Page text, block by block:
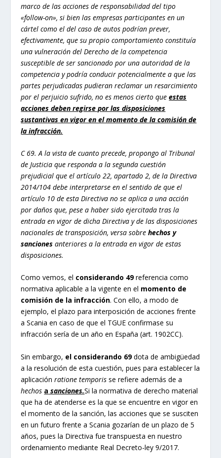
marco de las acciones de responsabilidad del tipo
«follow-on», si bien las empresas participantes en un
cártel como el del caso de autos podrían prever,
efectivamente, que su propio comportamiento constituía
una vulneración del Derecho de la competencia
susceptible de ser sancionado por una autoridad de la
competencia y podría conducir potencialmente a que las
partes perjudicadas pudieran reclamar un resarcimiento
por el perjuicio sufrido, no es menos cierto queestas
acciones deben regirse por las disposiciones
sustantivas en vigor en el momento de la comisión de
la infracción.
C 69. A la vista de cuanto precede, propongo al Tribunal
de Justicia que responda a la segunda cuestión
prejudicial que el artículo 22, apartado 2, de la Directiva
2014/104 debe interpretarse en el sentido de que el
artículo 10 de esta Directiva no se aplica a una acción
por daños que, pese a haber sido ejercitada tras la
entrada en vigor de dicha Directiva y de las disposiciones
nacionales de transposición, versa sobrehechos y
sancionesanteriores a la entrada en vigor de estas
disposiciones.
Como vemos, el considerando 49referencia como
normativa aplicable a la vigente en el momento de
comisión de la infracción. Con ello, a modo de
ejemplo, el plazo para interposición de acciones frente
a Scania en caso de que el TGUE confirmase su
infracción sería de un año en España (art. 1902CC).
Sin embargo, el considerando 69dota de ambigüedad
a la resolución de esta cuestión, pues para establecer la
aplicaciónratione temporis se refiere además de a
hechos a sanciones.Si la normativa de derecho material
que ha de atenderse es la que se encuentre en vigor en
el momento de la sanción, las acciones que se susciten
en un futuro frente a Scania gozarían de un plazo de 5
años, pues la Directiva fue transpuesta en nuestro
ordenamiento mediante Real Decreto-ley 9/2017.